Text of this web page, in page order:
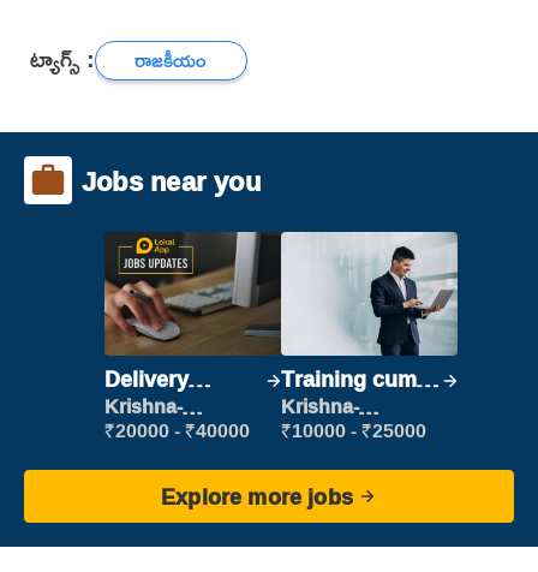
ట్యాగ్స్ : రాజకీయం
Jobs near you
Delivery
Executive
Krishna-
vijayawada
₹20000 - ₹40000
Training cum
Placement
Krishna-
vijayawada
₹10000 - ₹25000
Explore more jobs